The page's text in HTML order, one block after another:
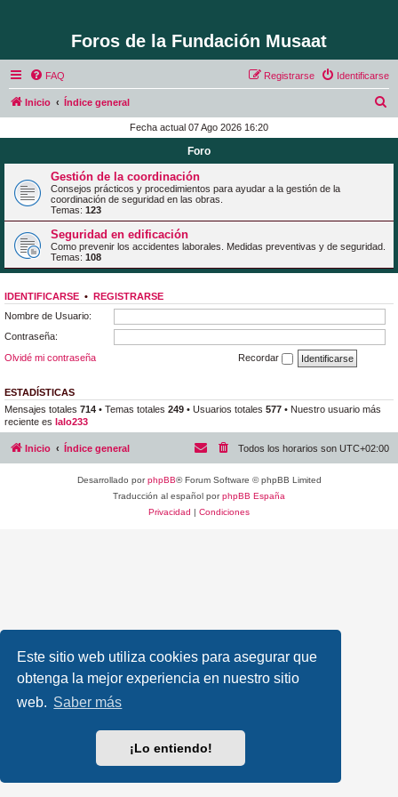
Este sitio web utiliza cookies para asegurar que
obtenga la mejor experiencia en nuestro sitio
web. Saber más
¡Lo entiendo!
Foros de la Fundación Musaat
FAQ Identificarse
Registrarse
Inicio Índice general
c
Fecha actual 07 Ago 2026 16:20
Foro
Gestión de la coordinación
Consejos prácticos y procedimientos para ayudar a la gestión de la
coordinación de seguridad en las obras.
Temas: 123
Seguridad en edificación
Como prevenir los accidentes laborales. Medidas preventivas y de seguridad.
Temas: 108
IDENTIFICARSE • REGISTRARSE
Nombre de Usuario:
Contraseña:
Olvidé mi contraseña
Recordar
ESTADÍSTICAS
Mensajes totales 714 • Temas totales 249 • Usuarios totales 577 • Nuestro usuario más
reciente es lalo233
Inicio Índice general Todos los horarios son UTC+02:00
Desarrollado porphpBB® Forum Software © phpBB Limited
Traducción al español porphpBB España
Privacidad | Condiciones